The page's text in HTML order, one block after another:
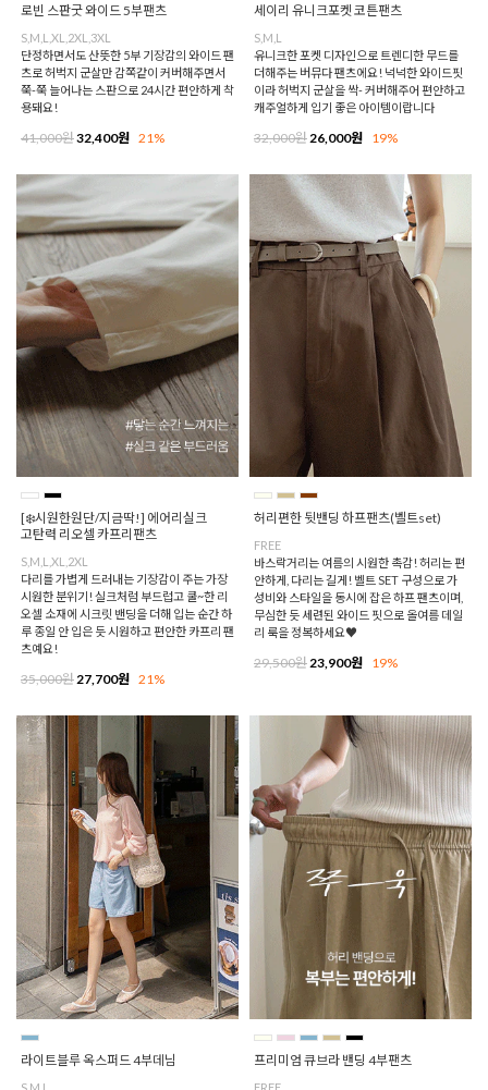
로빈 스판굿 와이드 5부팬츠
S,M,L,XL,2XL,3XL
단정하면서도 산뜻한 5부 기장감의 와이드 팬
츠로 허벅지 군살만 감쪽같이 커버해주면서
쭉-쭉 늘어나는 스판으로 24시간 편안하게 착
용돼요!
41,000원32,400원 21%
세이리 유니크포켓 코튼팬츠
S,M,L
유니크한 포켓 디자인으로 트렌디한 무드를
더해주는 버뮤다 팬츠에요! 넉넉한 와이드핏
이라 허벅지 군살을 싹- 커버해주어 편안하고
캐주얼하게 입기 좋은 아이템이랍니다
32,000원 26,000원 19%
[❄️시원한원단/지금딱!] 에어리실크
고탄력 리오셀 카프리팬츠
S,M,L,XL,2XL
다리를 가볍게 드러내는 기장감이 주는 가장
시원한 분위기! 실크처럼 부드럽고 쿨~한 리
오셀 소재에 시크릿 밴딩을 더해 입는 순간 하
루 종일 안 입은 듯 시원하고 편안한 카프리 팬
츠예요!
35,000원27,700원 21%
허리편한 뒷밴딩 하프팬츠(벨트set)
FREE
바스락거리는 여름의 시원한 촉감! 허리는 편
안하게, 다리는 길게! 벨트 SET 구성으로 가
성비와 스타일을 동시에 잡은 하프 팬츠이며,
무심한 듯 세련된 와이드 핏으로 올여름 데일
리 룩을 정복하세요♥
29,500원23,900원 19%
라이트블루 옥스퍼드 4부데님 프리미엄 큐브라 밴딩 4부팬츠